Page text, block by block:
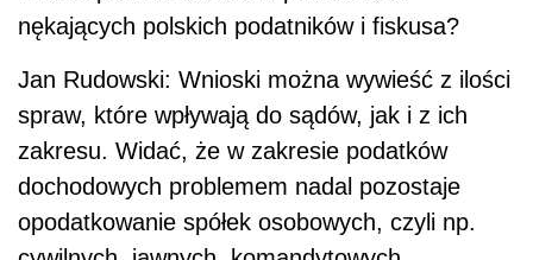
nękających polskich podatników i fiskusa?
Jan Rudowski: Wnioski można wywieść z ilości
spraw, które wpływają do sądów, jak i z ich
zakresu. Widać, że w zakresie podatków
dochodowych problemem nadal pozostaje
opodatkowanie spółek osobowych, czyli np.